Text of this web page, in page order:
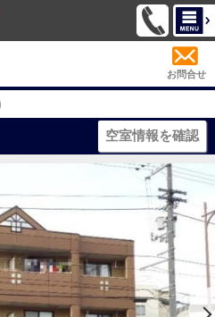
お問合せ
空室情報を確認